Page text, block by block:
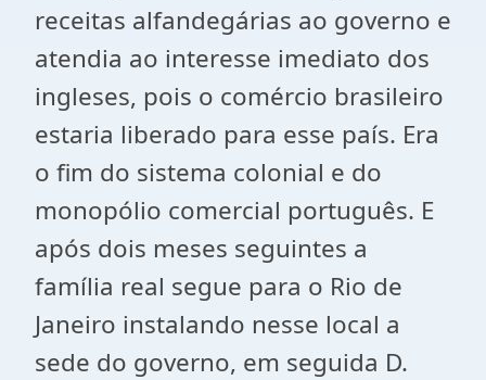
receitas alfandegárias ao governo e
atendia ao interesse imediato dos
ingleses, pois o comércio brasileiro
estaria liberado para esse país. Era
o fim do sistema colonial e do
monopólio comercial português. E
após dois meses seguintes a
família real segue para o Rio de
Janeiro instalando nesse local a
sede do governo, em seguida D.